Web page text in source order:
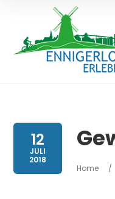
12
JULI
2018
Home /